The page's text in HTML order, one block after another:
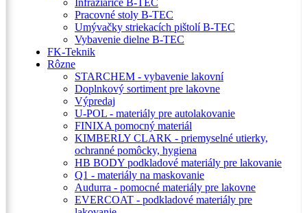
Pracovné stoly B-TEC
Umývačky striekacích pištolí B-TEC
Vybavenie dielne B-TEC
FK-Teknik
Rôzne
STARCHEM - vybavenie lakovní
Doplnkový sortiment pre lakovne
Výpredaj
U-POL - materiály pre autolakovanie
FINIXA pomocný materiál
KIMBERLY CLARK - priemyselné utierky,
ochranné pomôcky, hygiena
HB BODY podkladové materiály pre lakovanie
Q1 - materiály na maskovanie
Audurra - pomocné materiály pre lakovne
EVERCOAT - podkladové materiály pre